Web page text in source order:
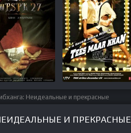
Неидеальные и прекрасные
И ПРЕКРАСНЫЕ